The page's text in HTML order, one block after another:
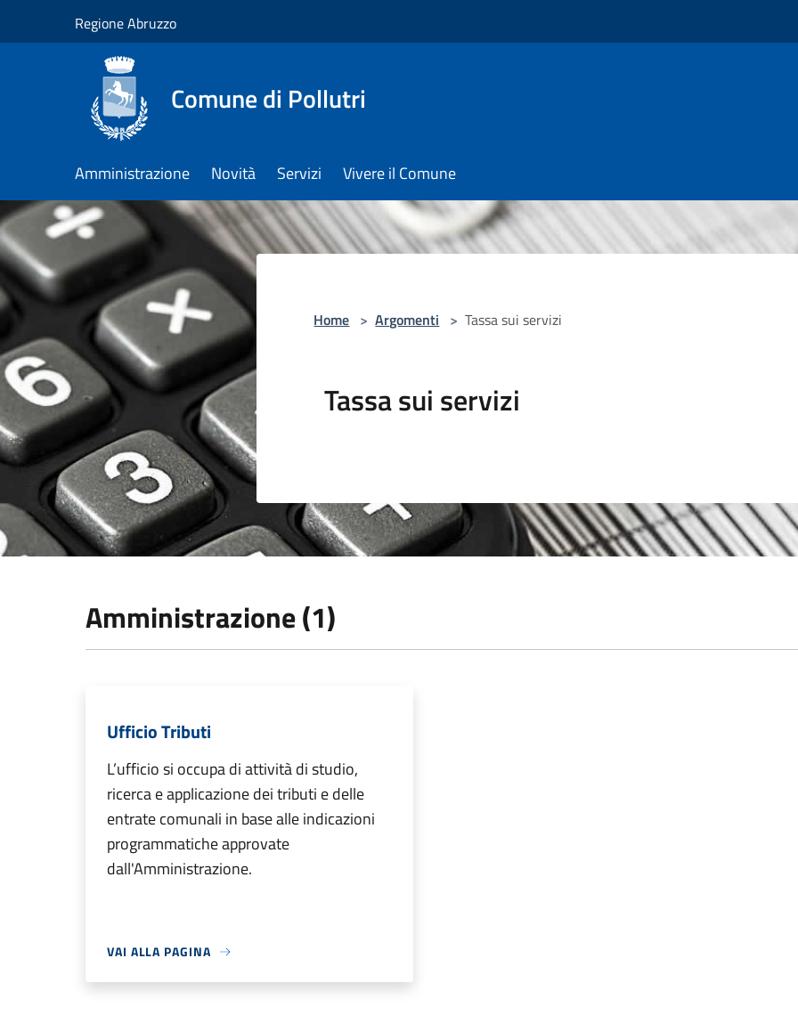
Regione Abruzzo
Comune di Pollutri
Amministrazione Novità Servizi Vivere il Comune
Home > Argomenti > Tassa sui servizi
Tassa sui servizi
Amministrazione (1)
Ufficio Tributi
L’ufficio si occupa di attività di studio,
ricerca e applicazione dei tributi e delle
entrate comunali in base alle indicazioni
programmatiche approvate
dall'Amministrazione.
VAI ALLA PAGINA